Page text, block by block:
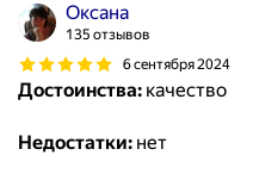
Оксана
135 отзывов
6 сентября 2024
Достоинства: качество
Недостатки: нет